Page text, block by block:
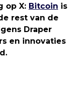
op X: Bitcoin is
rest van de
Draper
en innovaties